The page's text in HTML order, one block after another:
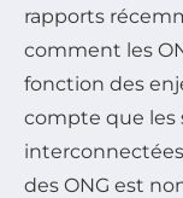
rapports
comment les
fonction des
compte que les
interconnectées
des ONG est